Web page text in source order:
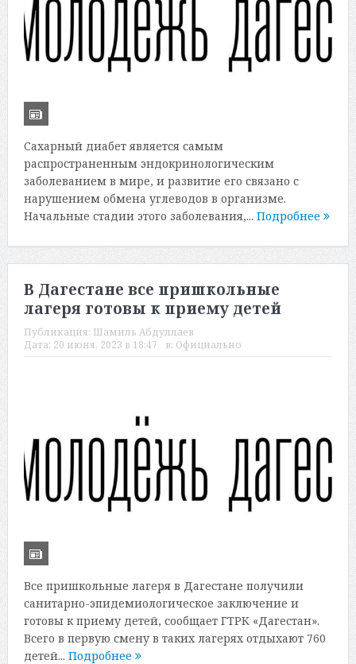
Сахарный диабет является самым
распространенным эндокринологическим
заболеванием в мире, и развитие его связано с
нарушением обмена углеводов в организме.
Начальные стадии этого заболевания,... Подробнее
В Дагестане все пришкольные
лагеря готовы к приему детей
Публикация: Шамиль Абдуллаев
Дата: 20 июня, 2023 в 18:47 в: Официально
Все пришкольные лагеря в Дагестане получили
санитарно-эпидемиологическое заключение и
готовы к приему детей, сообщает ГТРК «Дагестан».
Всего в первую смену в таких лагерях отдыхают 760
детей... Подробнее